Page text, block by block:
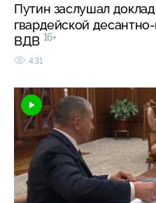
Путин заслушал
гвардейской
ВДВ 16+
431